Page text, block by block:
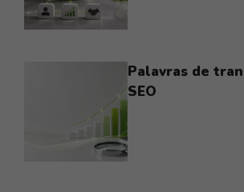
Palavras de
SEO